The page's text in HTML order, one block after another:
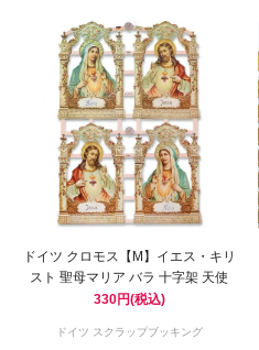
ドイツ クロモス【M】イエス・キリ
スト 聖母マリア バラ 十字架 天使
330円(税込)
ドイツ スクラップブッキング